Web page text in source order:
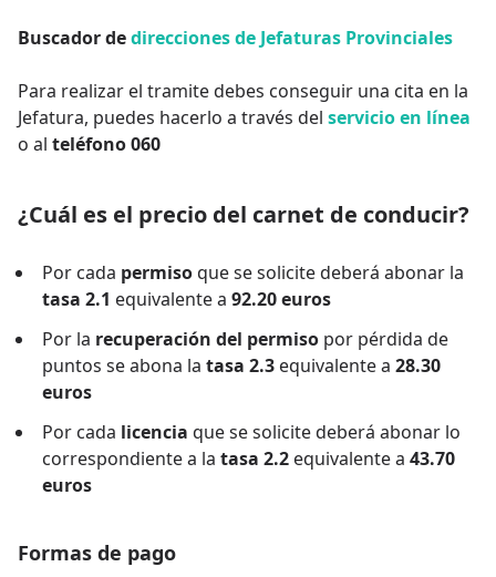
Buscador dedirecciones de Jefaturas Provinciales
Para realizar el tramite debes conseguir una cita en la
Jefatura, puedes hacerlo a través del servicio en línea
o al teléfono 060
¿Cuál es el precio del carnet de conducir?
Por cada permisoque se solicite deberá abonar la
tasa 2.1 equivalente a 92.20 euros
Por la recuperación del permiso por pérdida de
puntos se abona la tasa 2.3 equivalente a 28.30
euros
Por cada licencia que se solicite deberá abonar lo
correspondiente a la tasa 2.2 equivalente a 43.70
euros
Formas de pago